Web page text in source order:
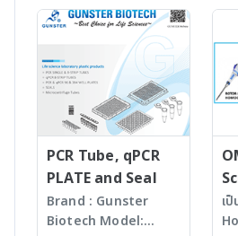
ใส่ใจ เพื่อให้ลูกค้าใช้งานได้
อย่างต่อเนื่องและไร้กังวล
เพราะเรามุ่งมั่นสร้าง
มาตรฐานใหม่ของคุณภาพ
ความปลอดภัย และความน่า
เชื่อถือ ให้กับทุกห้องปฏิบัติ
การที่ไว้วางใจเรา ดูราย
ละเอียดสินค้าเพิ่มเติมได้ที่ :
www.skpower.co.th/ne
w_front/products-
category/38
เ
มุ่
ค
ป
:
การทำงาน เลือกเก้าอี้ปฏิบัติ
การจากเรา คือ การลงทุนที่
คุ้มค่า เพื่อสุขภาพที่ดี
ประสิทธิภาพการทำงานที่
เหนือกว่า เรามั่นใจใน
คุณภาพ ด้วยการรับประกัน
สินค้านาน 2 ปี พร้อมบริการ
หลังการขายที่ใส่ใจ เพื่อให้
ลูกค้าใช้งานได้อย่างต่อเนื่อง
สร้างมาตรฐานใหม่ของ
คุณภาพ ความปลอดภัย และ
อี
อ
ต
คุ
แ
มั่
ป
บ
ได้เป็นแค่ตู้ แต่คือ ผู้ช่วยที่
เพิ่มความปลอดภัยและ
ประสิทธิภาพในการทำงาน
ผลิตตามมาตรฐานสากล
SEFA8, มอก.(TIS) อีกทั้งผู้
ผลิตได้รับการการันตีด้วย
มาตรฐานพร้อมรางวัล
มากมาย อาทิ ISO 9001,
ISO14001, ISO45001, และ
ฉลากเขียว โดยรับประกัน
ความปลอดภัยและความ
ล
ร
ท
ใ
ท
ใ
ไ
PCR Tube, qPCR
PLATE and Seal
Brand : Gunster
Biotech Model:
เ